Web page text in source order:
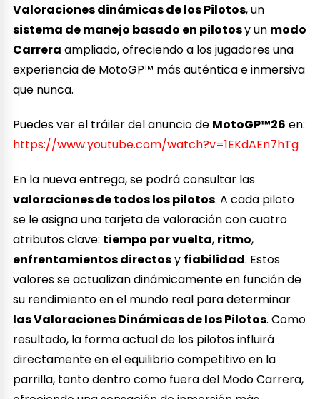
Valoraciones dinámicas de los Pilotos, un
sistema de manejo basado en pilotosy un modo
Carrera ampliado, ofreciendo a los jugadores una
experiencia de MotoGP™ más auténtica e inmersiva
que nunca.
Puedes ver el tráiler del anuncio de MotoGP™26 en:
https://www.youtube.com/watch?v=1EKdAEn7hTg
En la nueva entrega, se podrá consultar las
valoraciones de todos los pilotos. A cada piloto
se le asigna una tarjeta de valoración con cuatro
atributos clave: tiempo por vuelta, ritmo,
enfrentamientos directosy fiabilidad. Estos
valores se actualizan dinámicamente en función de
su rendimiento en el mundo real para determinar
las Valoraciones Dinámicas de los Pilotos. Como
resultado, la forma actual de los pilotos influirá
directamente en el equilibrio competitivo en la
parrilla, tanto dentro como fuera del Modo Carrera,